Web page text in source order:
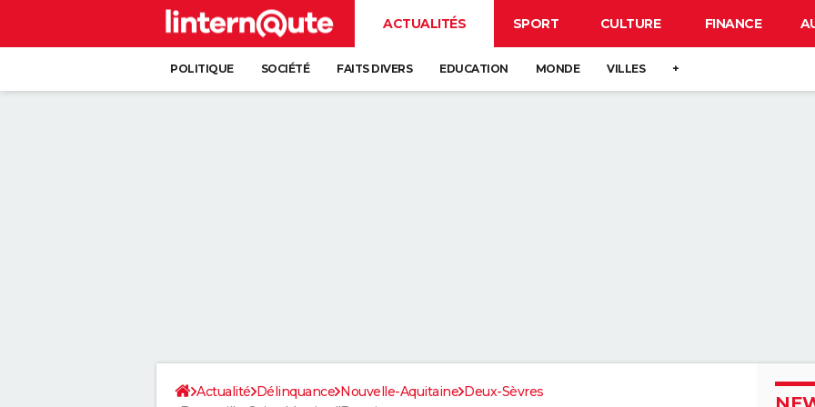
ACTUALITÉS SPORT CULTURE FINANCE
POLITIQUE SOCIÉTÉ FAITS DIVERS EDUCATION MONDE VILLES +
Actualité Délinquance Nouvelle-Aquitaine Deux-Sèvres